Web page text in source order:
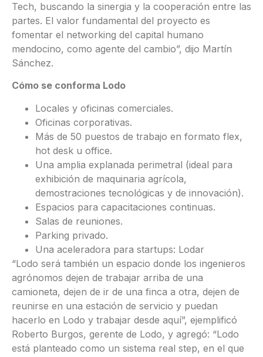
Tech, buscando la sinergia y la cooperación entre las
partes. El valor fundamental del proyecto es
fomentar el networking del capital humano
mendocino, como agente del cambio”, dijo Martín
Sánchez.
Cómo se conforma Lodo
Locales y oficinas comerciales.
Oficinas corporativas.
Más de 50 puestos de trabajo en formato flex,
hot desk u office.
Una amplia explanada perimetral (ideal para
exhibición de maquinaria agrícola,
demostraciones tecnológicas y de innovación).
Espacios para capacitaciones continuas.
Salas de reuniones.
Parking privado.
Una aceleradora para startups: Lodar
“Lodo será también un espacio donde los ingenieros
agrónomos dejen de trabajar arriba de una
camioneta, dejen de ir de una finca a otra, dejen de
reunirse en una estación de servicio y puedan
hacerlo en Lodo y trabajar desde aquí”, ejemplificó
Roberto Burgos, gerente de Lodo, y agregó: “Lodo
está planteado como un sistema real step, en el que